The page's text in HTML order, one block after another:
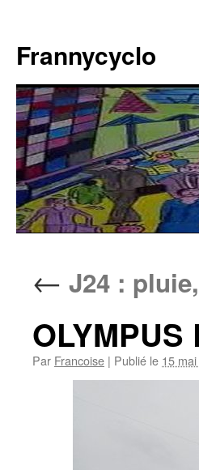
contenu
Frannycyclo
← J24 :
OLYMPUS
Par Francoise | Publié le 15